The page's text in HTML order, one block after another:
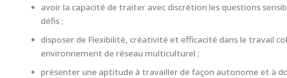
avoir la capacité de traiter avec discrétion les questions
défis ;
disposer de Flexibilité, créativité et efficacité dans le travail
environnement de réseau multiculturel ;
présenter une aptitude à travailler de façon autonome et à